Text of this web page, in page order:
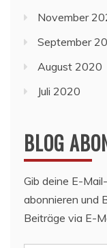
November
September
August 2020
Juli 2020
BLOG
Gib deine E-
abonnieren und
Beiträge via E-